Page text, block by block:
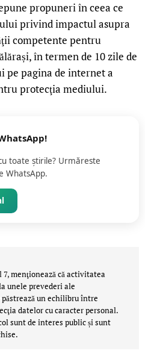
propuneri în ceea ce
privind impactul asupra
competente pentru
în termen de 10 zile de
pe pagina de internet a
protecţia mediului.
toate știrile? Urmăreste
WhatsApp.
menţionează că activitatea
unele prevederi ale
păstrează un echilibru între
datelor cu caracter personal.
sunt de interes public și sunt